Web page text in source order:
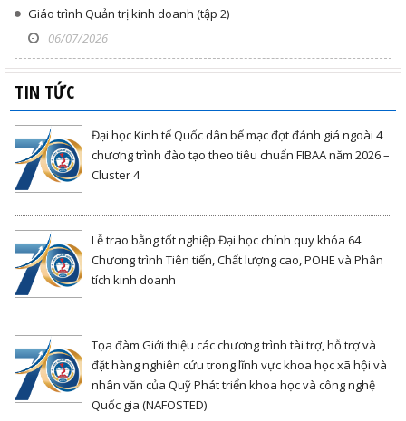
Giáo trình Quản trị kinh doanh (tập 2)
06/07/2026
TIN TỨC
Đại học Kinh tế Quốc dân bế mạc đợt đánh giá ngoài 4
chương trình đào tạo theo tiêu chuẩn FIBAA năm 2026 –
Cluster 4
Lễ trao bằng tốt nghiệp Đại học chính quy khóa 64
Chương trình Tiên tiến, Chất lượng cao, POHE và Phân
tích kinh doanh
Tọa đàm Giới thiệu các chương trình tài trợ, hỗ trợ và
đặt hàng nghiên cứu trong lĩnh vực khoa học xã hội và
nhân văn của Quỹ Phát triển khoa học và công nghệ
Quốc gia (NAFOSTED)